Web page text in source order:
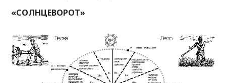
«СОЛНЦЕВОРОТ»